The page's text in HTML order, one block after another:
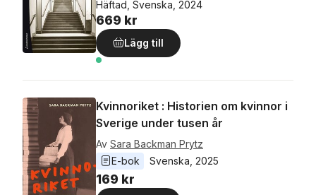
Häftad, Svenska, 2024
669 kr
Lägg till
Kvinnoriket : Historien om kvinnor i
Sverige under tusen år
Av Sara Backman Prytz
E-bok
Svenska 2025
169 kr